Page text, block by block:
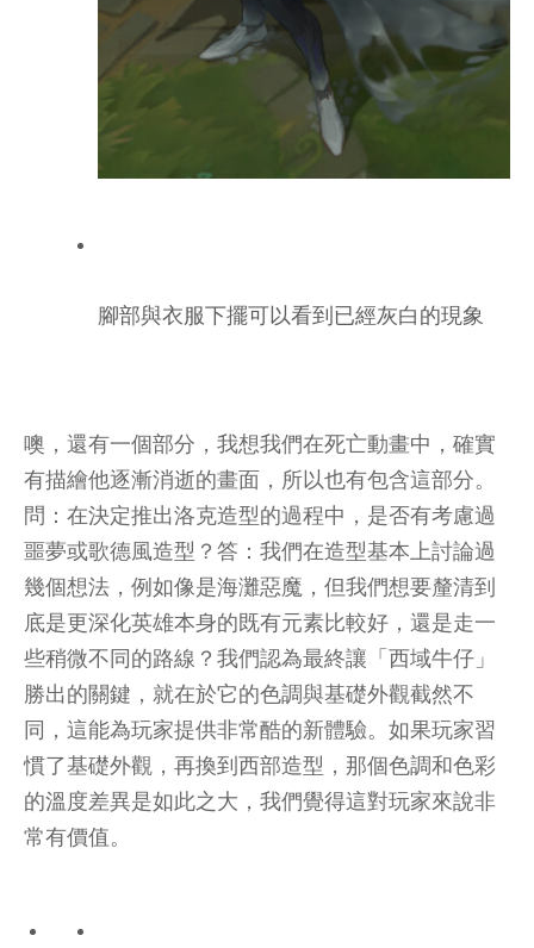
腳部與衣服下擺可以看到已經灰白的現象
噢，還有一個部分，我想我們在死亡動畫中，確實
有描繪他逐漸消逝的畫面，所以也有包含這部分。
問：在決定推出洛克造型的過程中，是否有考慮過
噩夢或歌德風造型？答：我們在造型基本上討論過
幾個想法，例如像是海灘惡魔，但我們想要釐清到
底是更深化英雄本身的既有元素比較好，還是走一
些稍微不同的路線？我們認為最終讓「西域牛仔」
勝出的關鍵，就在於它的色調與基礎外觀截然不
同，這能為玩家提供非常酷的新體驗。如果玩家習
慣了基礎外觀，再換到西部造型，那個色調和色彩
的溫度差異是如此之大，我們覺得這對玩家來說非
常有價值。